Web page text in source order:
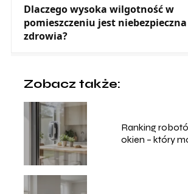
Dlaczego wysoka wilgotność w
pomieszczeniu jest
zdrowia?
Zobacz także:
Ranking
okien – który